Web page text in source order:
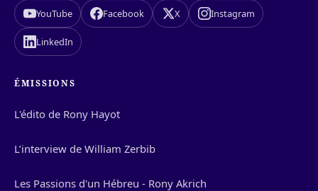
YouTube Facebook X Instagram
LinkedIn
ÉMISSIONS
L'édito de Rony Hayot
L’interview de William Zerbib
Les Passions d'un Hébreu - Rony Akrich